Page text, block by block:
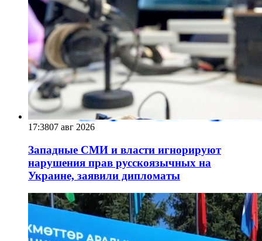
17:3807 авг 2026
Западные СМИ и власти игнорируют
нарушения прав русскоязычных на
Украине, заявили дипломаты